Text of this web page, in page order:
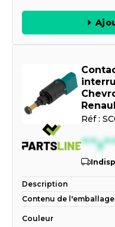
Réf :
--
Description
Contenu de l'emballage
Couleur